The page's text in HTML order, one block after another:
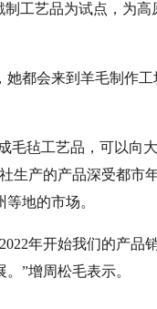
工艺品为试点，为高
都会来到羊毛制作工
毛毡工艺品，可以向
生产的产品深受都市
地的市场。
年开始我们的产品
”增周松毛表示。